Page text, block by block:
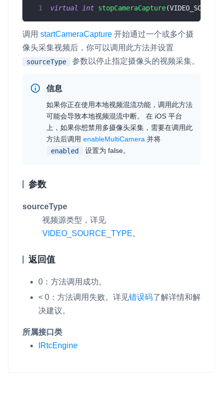
virtual int stopCameraCapture(
调用 startCameraCapture 开始通过一个或多个摄
像头采集视频后，你可以调用此方法并设置
sourceType 参数以停止指定摄像头的视频采集。
信息
如果你正在使用本地视频混流功能，调用此方法
可能会导致本地视频混流中断。 在 iOS 平台
上，如果你想禁用多摄像头采集，需要在调用此
方法后调用 enableMultiCamera 并将
enabled
设置为 false。
参数
sourceType
视频源类型，详见
VIDEO_SOURCE_TYPE。
返回值
0：方法调用成功。
< 0：方法调用失败。详见错误码了解详情和解
决建议。
所属接口类
IRtcEngine